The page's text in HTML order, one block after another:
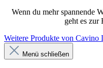
Wenn du mehr spannende
geht es zur
Weitere Produkte von Cavino
Menü schließen